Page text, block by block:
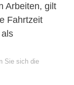
Arbeiten, gilt
Fahrtzeit
Sie sich die